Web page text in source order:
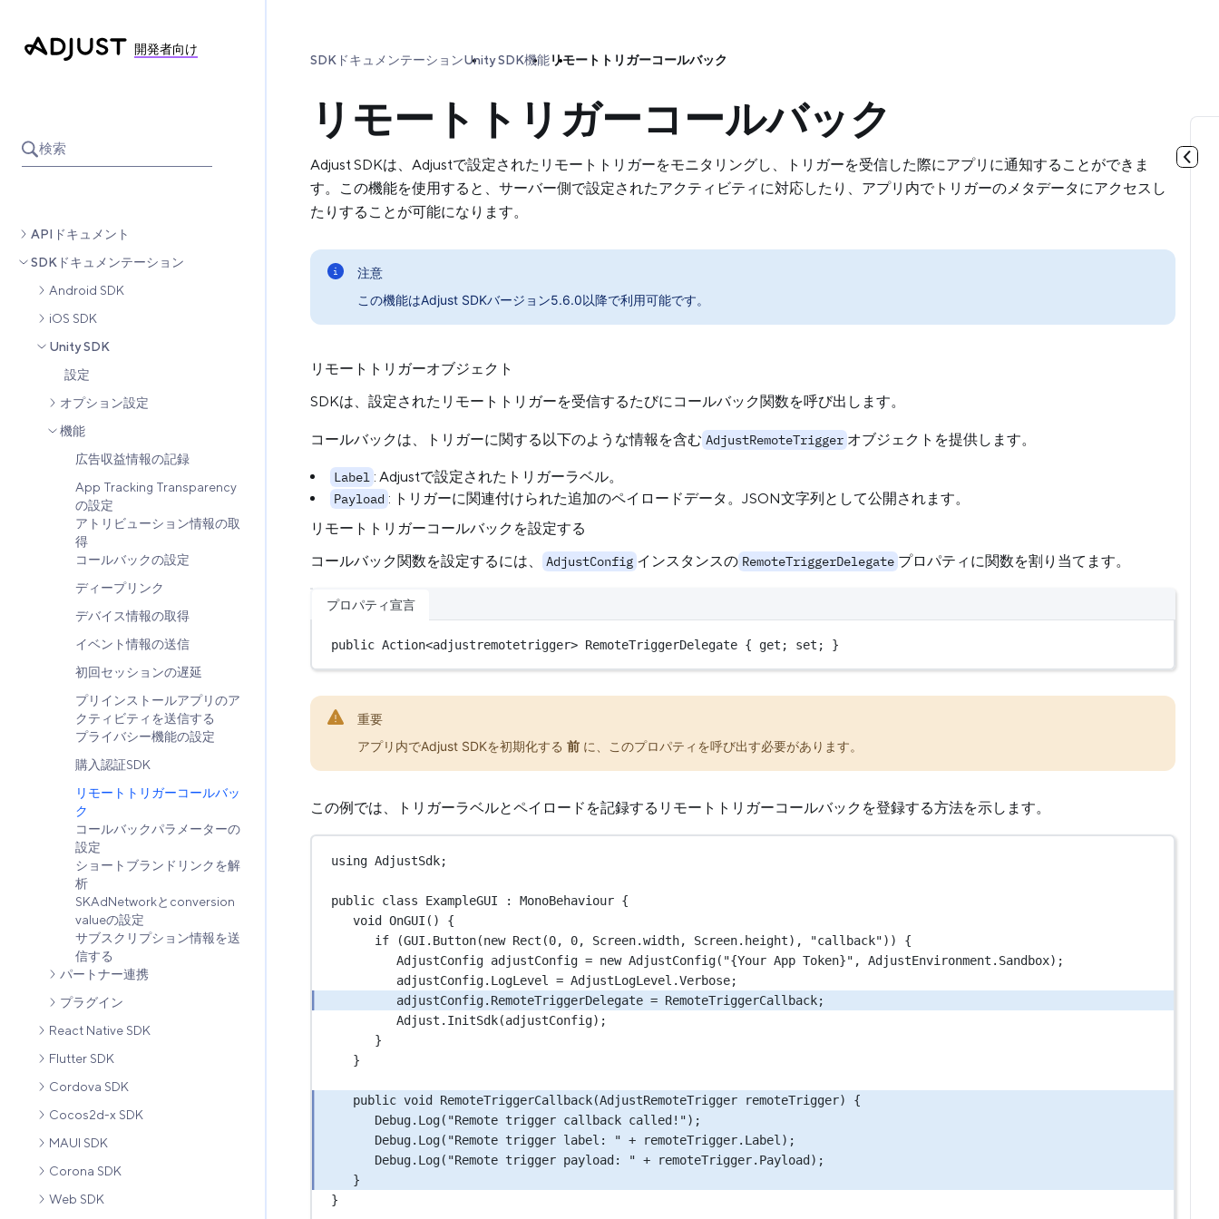
開発者向け
検索
APIドキュメント
SDKドキュメンテーション
Android SDK
iOS SDK
Unity SDK
設定
オプション設定
機能
広告収益情報の記録
App Tracking Transparency
の設定
アトリビューション情報の取
得
コールバックの設定
ディープリンク
デバイス情報の取得
イベント情報の送信
初回セッションの遅延
プリインストールアプリのア
クティビティを送信する
プライバシー機能の設定
購入認証SDK
リモートトリガーコールバッ
ク
コールバックパラメーターの
設定
ショートブランドリンクを解
析
SKAdNetworkとconversion
valueの設定
サブスクリプション情報を送
信する
パートナー連携
プラグイン
React Native SDK
Flutter SDK
Cordova SDK
Cocos2d-x SDK
MAUI SDK
Corona SDK
Web SDK
SDKドキュメンテーションUnity SDK機能リモートトリガーコールバック
リモートトリガーコールバック
Adjust SDKは、Adjustで設定されたリモートトリガーをモニタリングし、トリガーを受信した際にアプリに通知することができま
す。この機能を使用すると、サーバー側で設定されたアクティビティに対応したり、アプリ内でトリガーのメタデータにアクセスし
たりすることが可能になります。
注意
この機能はAdjust SDKバージョン5.6.0以降で利用可能です。
リモートトリガーオブジェクト
SDKは、設定されたリモートトリガーを受信するたびにコールバック関数を呼び出します。
コールバックは、トリガーに関する以下のような情報を含む AdjustRemoteTrigger オブジェクトを提供します。
Label : Adjustで設定されたトリガーラベル。
Payload : トリガーに関連付けられた追加のペイロードデータ。JSON文字列として公開されます。
リモートトリガーコールバックを設定する
コールバック関数を設定するには、
AdjustConfig インスタンスの RemoteTriggerDelegate プロパティに関数を割り当てます。
プロパティ宣言
public Action<adjustremotetrigger> RemoteTriggerDelegate { get; set; }
重要
アプリ内でAdjust SDKを初期化する 前 に、このプロパティを呼び出す必要があります。
この例では、トリガーラベルとペイロードを記録するリモートトリガーコールバックを登録する方法を示します。
using AdjustSdk;
public class ExampleGUI : MonoBehaviour {
void OnGUI () {
if (GUI. Button(new Rect (0, 0, Screen.width, Screen.height), "callback")) {
AdjustConfig adjustConfig = new AdjustConfig( "{Your App Token}" , AdjustEnvironment.Sandbox);
adjustConfig.LogLevel = AdjustLogLevel.Verbose;
adjustConfig.RemoteTriggerDelegate = RemoteTriggerCallback;
Adjust. InitSdk(adjustConfig);
}
}
public void RemoteTriggerCallback(AdjustRemoteTrigger remoteTrigger) {
Debug. Log( "Remote trigger callback called!");
Debug. Log( "Remote trigger label: " + remoteTrigger.Label);
Debug. Log( "Remote trigger payload: " + remoteTrigger.Payload);
}
}